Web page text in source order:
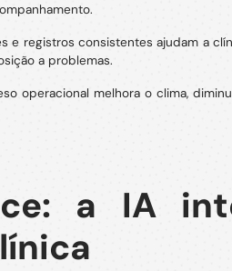
e registros consistentes ajudam a
a problemas.
operacional melhora o clima,
a IA